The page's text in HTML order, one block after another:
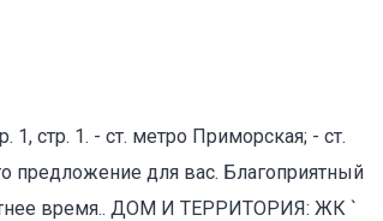
стр. 1. - ст. метро Приморская; - ст.
предложение для вас. Благоприятный
время.. ДОМ И ТЕРРИТОРИЯ: ЖК `